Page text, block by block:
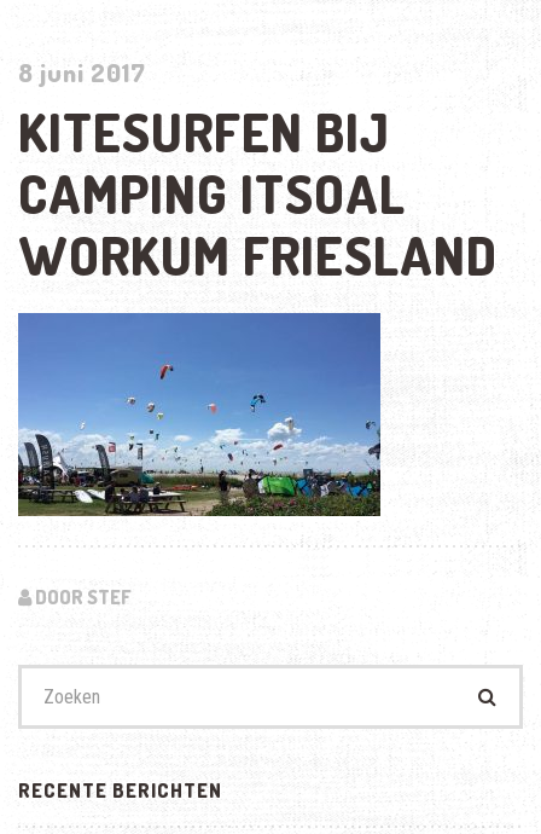
8 juni 2017
KITESURFEN BIJ
CAMPING ITSOAL
WORKUM FRIESLAND
DOOR STEF
naar:
RECENTE BERICHTEN